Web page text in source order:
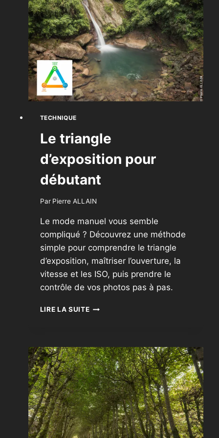
TECHNIQUE
Le triangle
d’exposition pour
débutant
Par Pierre ALLAIN
Le mode manuel vous semble
compliqué ? Découvrez une méthode
simple pour comprendre le triangle
d’exposition, maîtriser l’ouverture, la
vitesse et les ISO, puis prendre le
contrôle de vos photos pas à pas.
LIRE LA SUITELE
DÉBUTANT